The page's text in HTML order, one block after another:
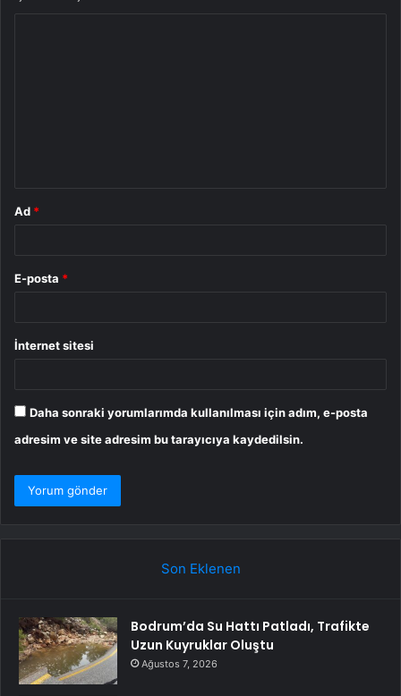
Ad *
E-posta *
İnternet sitesi
Daha sonraki yorumlarımda kullanılması için adım, e-posta
adresim ve site adresim bu tarayıcıya kaydedilsin.
Son Eklenen
Bodrum’da Su Hattı Patladı, Trafikte
Uzun Kuyruklar Oluştu
Ağustos 7, 2026